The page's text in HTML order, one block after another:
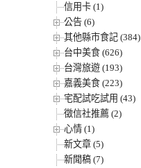
信用卡 (1)
公告 (6)
其他縣市食記 (384)
台中美食 (626)
台灣旅遊 (193)
嘉義美食 (223)
宅配試吃試用 (43)
徵信社推薦 (2)
心情 (1)
新文章 (5)
新聞稿 (7)